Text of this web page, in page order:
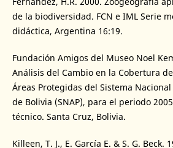
de la biodiversidad. FCN e IML Serie
didáctica, Argentina 16:19.
Fundación Amigos del Museo Noel
Análisis del Cambio en la Cobertura
Áreas Protegidas del Sistema
de Bolivia (SNAP), para el periodo
técnico. Santa Cruz, Bolivia.
Killeen, T. J., E. García E. & S. G. Beck.